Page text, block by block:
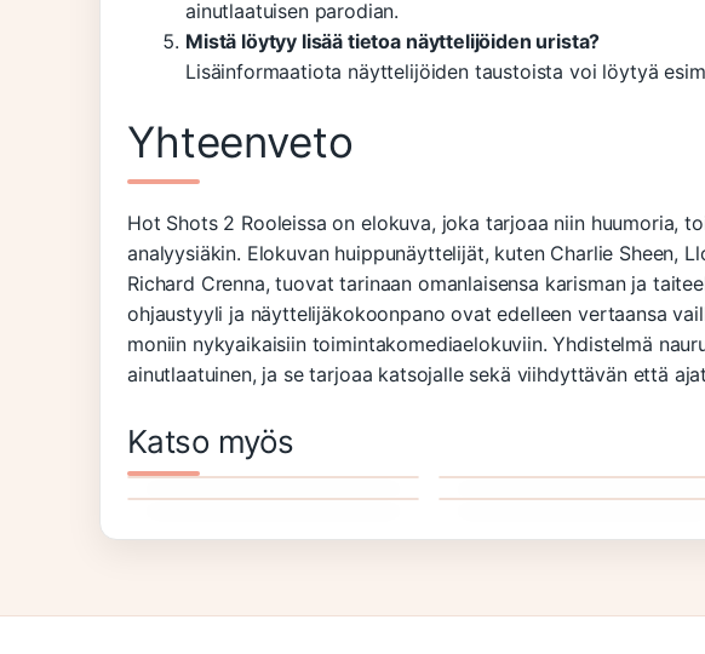
ainutlaatuisen parodian.
Mistä löytyy lisää tietoa näyttelijöiden urista?
Lisäinformaatiota näyttelijöiden taustoista voi löytyä
Yhteenveto
Hot Shots 2 Rooleissa on elokuva, joka tarjoaa niin huumoria,
analyysiäkin. Elokuvan huippunäyttelijät, kuten Charlie Sheen,
Richard Crenna, tuovat tarinaan omanlaisensa karisman ja
ohjaustyyli ja näyttelijäkokoonpano ovat edelleen vertaansa
moniin nykyaikaisiin toimintakomediaelokuviin. Yhdistelmä
ainutlaatuinen, ja se tarjoaa katsojalle sekä viihdyttävän että
Katso myös
Onni Etsii Asuntoa
Rooleissa
Olin Nahjuksen Vaimo
Rooleissa
Pisnismies Rooleissa